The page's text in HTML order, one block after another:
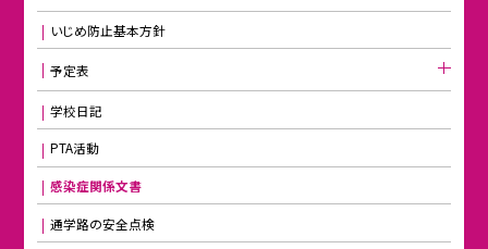
いじめ防止基本方針
予定表
学校日記
PTA活動
感染症関係文書
通学路の安全点検